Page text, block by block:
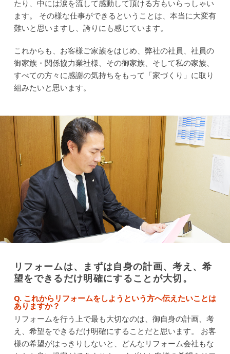
たり、中には涙を流して感動して頂ける方もいらっしゃい
ます。
その様な仕事ができるということは、本当に大変有
難いと思いますし、誇りにも感じています。
これからも、お客様ご家族をはじめ、弊社の社員、社員の
御家族・関係協力業社様、その御家族、そして私の家族、
すべての方々に感謝の気持ちをもって「家づくり」に取り
組みたいと思います。
リフォームは、まずは自身の計画、考え、希
望をできるだけ明確にすることが大切。
Q. これからリフォームをしようという方へ伝えたいことは
ありますか？
リフォームを行う上で最も大切なのは、御自身の計画、考
え、希望をできるだけ明確にすることだと思います。
お客
様の希望がはっきりしないと、どんなリフォーム会社もな